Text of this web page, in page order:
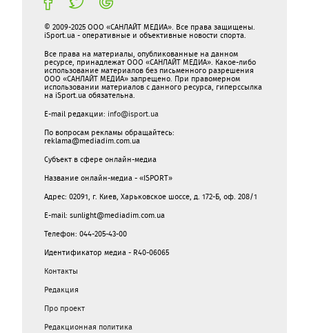
© 2009-2025 ООО «САНЛАЙТ МЕДИА». Все права защищены.
iSport.ua - оперативные и объективные новости спорта.
Все права на материалы, опубликованные на данном
ресурсе, принадлежат ООО «САНЛАЙТ МЕДИА». Какое-либо
использование материалов без письменного разрешения
ООО «САНЛАЙТ МЕДИА» запрещено. При правомерном
использовании материалов с данного ресурса, гиперссылка
на iSport.ua обязательна.
E-mail редакции: info@isport.ua
По вопросам рекламы обращайтесь:
reklama@mediadim.com.ua
Субъект в сфере онлайн-медиа
Название онлайн-медиа - «ISPORT»
Адрес: 02091, г. Киев, Харьковское шоссе, д. 172-Б, оф. 208/1
E-mail: sunlight@mediadim.com.ua
Телефон: 044-205-43-00
Идентификатор медиа - R40-06065
Контакты
Редакция
Про проект
Редакционная политика